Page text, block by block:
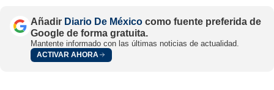
Añadir Diario De México como fuente preferida de
Google de forma gratuita.
Mantente informado con las últimas noticias de actualidad.
ACTIVAR AHORA